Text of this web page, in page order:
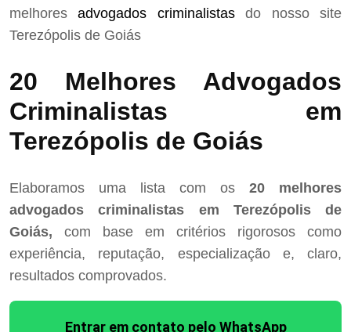
melhoresadvogados criminalistasdo nosso site
Terezópolis de Goiás
20 Melhores Advogados
Criminalistas em
Terezópolis de Goiás
Elaboramos uma lista com os 20 melhores
advogados criminalistas em Terezópolis de
Goiás, com base em critérios rigorosos como
experiência, reputação, especialização e, claro,
resultados comprovados.
Entrar em contato pelo WhatsApp